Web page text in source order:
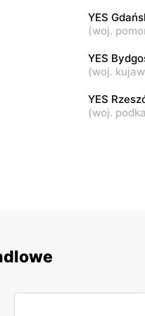
1 Płock, ul.
Łódź al.
15/23
YES
(woj.
YES
(woj.
YES
(woj.